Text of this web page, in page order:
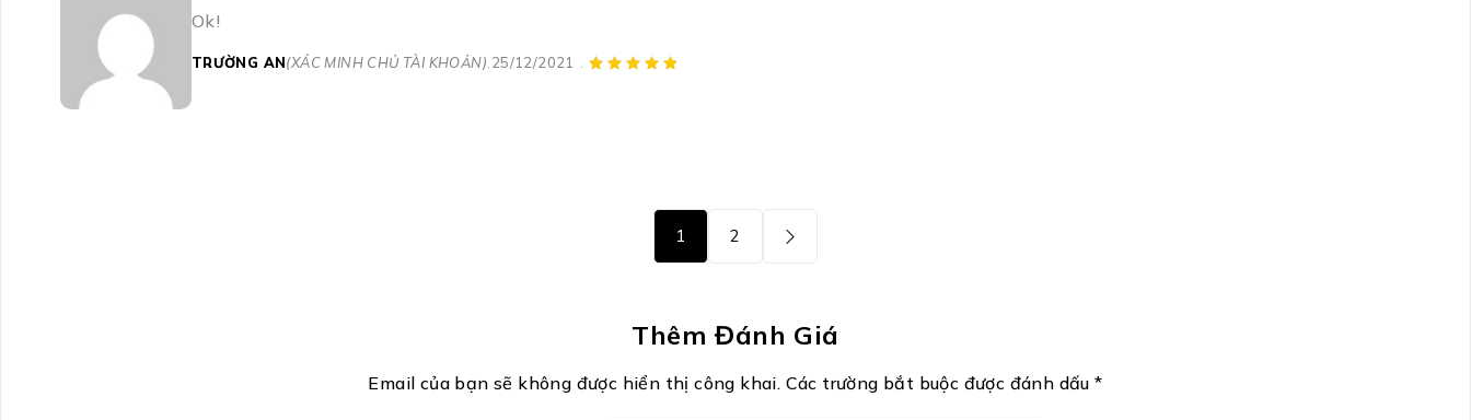
TRƯỜNG AN(XÁC MINH CHỦ TÀI KHOẢN) 25/12/2021
Ok!
1 2
Thêm Đánh Giá
Email của bạn sẽ không được hiển thị công khai. Các trường bắt buộc được đánh dấu*